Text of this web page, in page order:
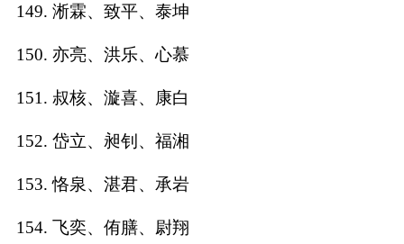
149. 淅霖、致平、泰坤
150. 亦亮、洪乐、心慕
151. 叔核、漩喜、康白
152. 岱立、昶钊、福湘
153. 恪泉、湛君、承岩
154. 飞奕、侑膳、尉翔